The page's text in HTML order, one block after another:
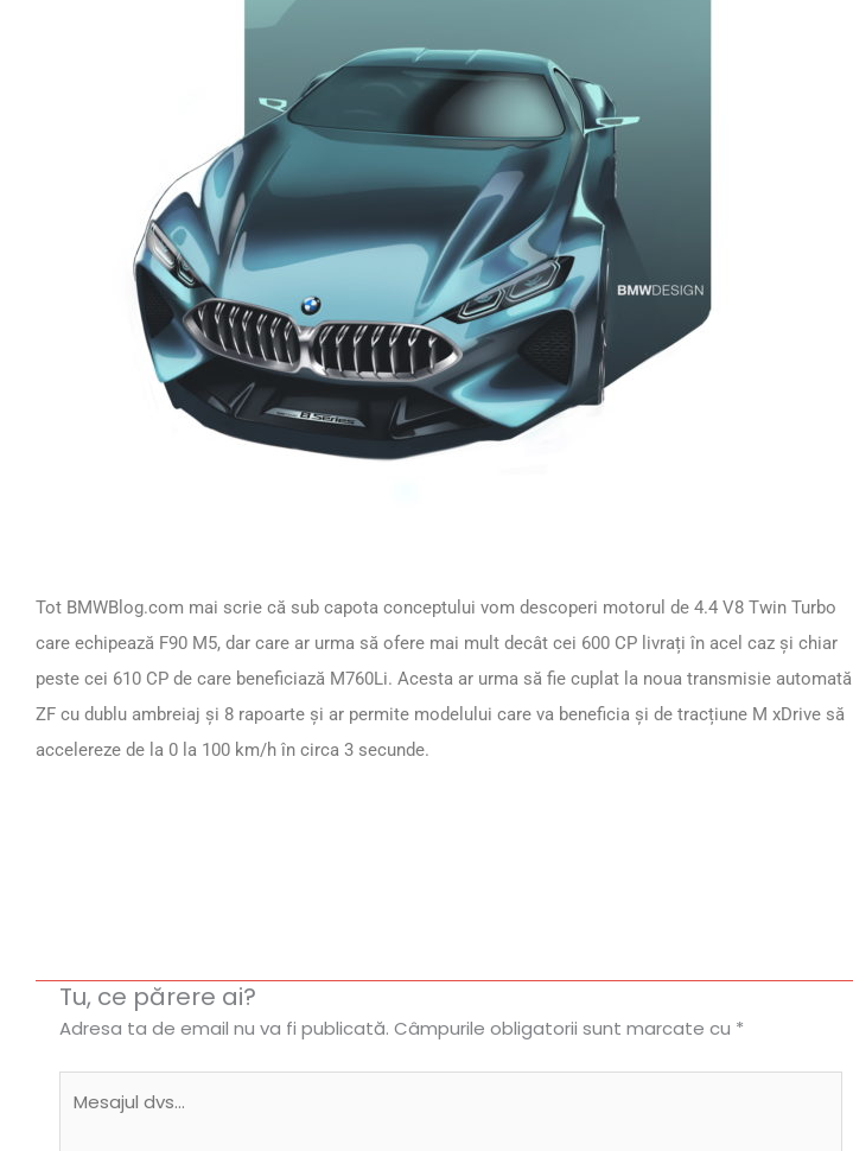
Tot BMWBlog.com mai scrie că sub capota conceptului vom descoperi motorul de 4.4 V8 Twin Turbo
care echipează F90 M5, dar care ar urma să ofere mai mult decât cei 600 CP livrați în acel caz și chiar
peste cei 610 CP de care beneficiază M760Li. Acesta ar urma să fie cuplat la noua transmisie automată
ZF cu dublu ambreiaj și 8 rapoarte și ar permite modelului care va beneficia și de tracțiune M xDrive să
accelereze de la 0 la 100 km/h în circa 3 secunde.
Tu, ce părere ai?
Adresa ta de email nu va fi publicată. Câmpurile obligatorii sunt marcate cu *